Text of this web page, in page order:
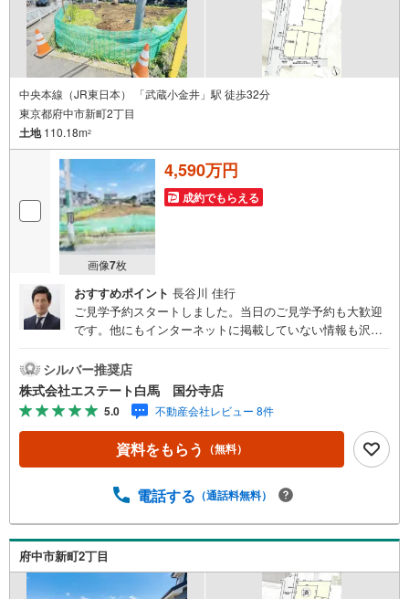
中央本線（JR東日本） 「武蔵小金井」駅 徒歩32分
東京都府中市新町2丁目
土地110.18m2
画像7枚
4,590万円
成約でもらえる
おすすめポイント 長谷川 佳行
ご見学予約スタートしました。当日のご見学予約も大歓迎
です。他にもインターネットに掲載していない情報も沢山
産キャンペーン対象店舗。当店で物件を成約するとPayPay
ボーナスをプレゼント！「資料をもらう」「見学予約をす
る」ボタンからお問い合わせください。【営業時間 9時30
分～18時30分】（年中無休）・人気物件には特に問い合わ
せが集中するため、お早めにお電話ください。「室内・現
地を見学する」ボタンよりご予約いただくとご見学がスム
イナンシャルプランナーへの無料個別ライフプラン相談サ
おむつ替えベッド、アンパンマンジュースなどを完備して
おりますので、お子様連れでもお気軽にお越し下さい。
シルバー推奨店
株式会社エステート白馬 国分寺店
5.0 不動産会社レビュー 8件
資料をもらう （無料）
電話する （通話料無料）
府中市新町2丁目